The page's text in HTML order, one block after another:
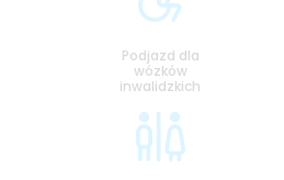
Podjazd dla
wózków
inwalidzkich